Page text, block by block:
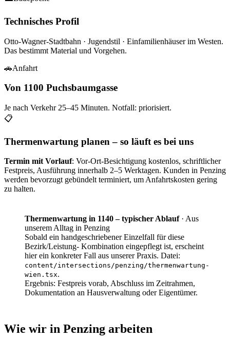
Technisches Profil
Otto-Wagner-Stadtbahn · Jugendstil · Einfamilienhäuser im Westen.
Das bestimmt Material und Vorgehen.
🚗Anfahrt
Von 1100 Puchsbaumgasse
Je nach Verkehr 25–45 Minuten. Notfall: priorisiert.
📋
Thermenwartung planen – so läuft es bei uns
Termin mit Vorlauf: Vor-Ort-Besichtigung kostenlos, schriftlicher
Festpreis, Ausführung innerhalb 2–5 Werktagen. Kunden in Penzing
werden bevorzugt gebündelt terminiert, um Anfahrtskosten gering
zu halten.
Thermenwartung in 1140 – typischer Ablauf· Aus
unserem Alltag in Penzing
Sobald ein handgeschriebener Einzelfall für diese
Bezirk/Leistung- Kombination eingepflegt ist, erscheint
hier ein konkreter Fall aus unserer Praxis. Datei:
content/intersections/penzing/thermenwartung-
wien .tsx.
Ergebnis: Festpreis vorab, Abschluss im Zeitrahmen,
Dokumentation an Hausverwaltung oder Eigentümer.
Wie wir in Penzing arbeiten